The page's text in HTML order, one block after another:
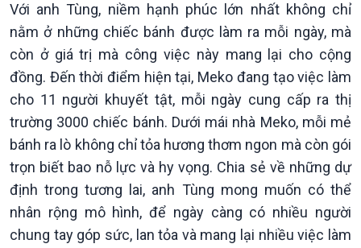
Với anh Tùng, niềm hạnh phúc lớn nhất không chỉ
nằm ở những chiếc bánh được làm ra mỗi ngày, mà
còn ở giá trị mà công việc này mang lại cho cộng
đồng. Đến thời điểm hiện tại, Meko đang tạo việc làm
cho 11 người khuyết tật, mỗi ngày cung cấp ra thị
trường 3000 chiếc bánh. Dưới mái nhà Meko, mỗi mẻ
bánh ra lò không chỉ tỏa hương thơm ngon mà còn gói
trọn biết bao nỗ lực và hy vọng. Chia sẻ về những dự
định trong tương lai, anh Tùng mong muốn có thể
nhân rộng mô hình, để ngày càng có nhiều người
chung tay góp sức, lan tỏa và mang lại nhiều việc làm